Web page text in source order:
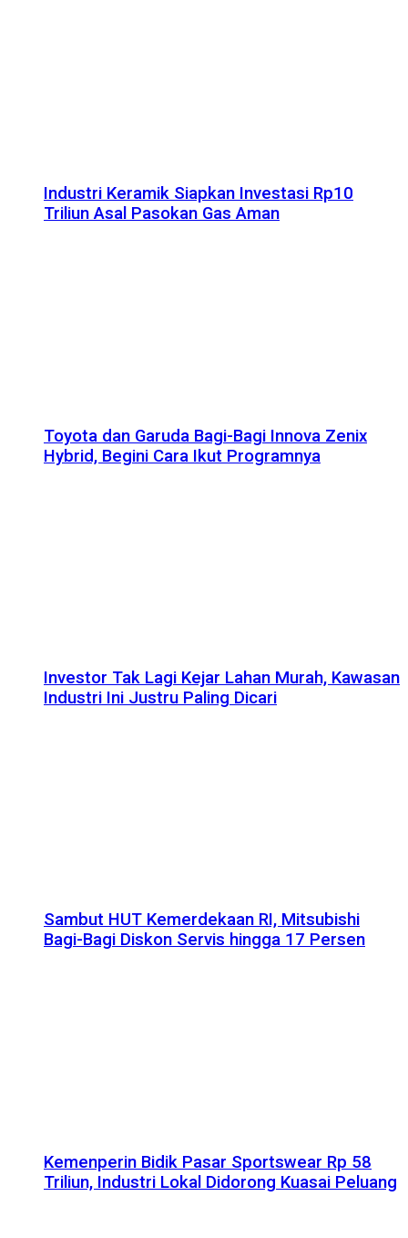
Industri Keramik Siapkan Investasi Rp10
Triliun Asal Pasokan Gas Aman
Toyota dan Garuda Bagi-Bagi Innova Zenix
Hybrid, Begini Cara Ikut Programnya
Investor Tak Lagi Kejar Lahan Murah, Kawasan
Industri Ini Justru Paling Dicari
Sambut HUT Kemerdekaan RI, Mitsubishi
Bagi-Bagi Diskon Servis hingga 17 Persen
Kemenperin Bidik Pasar Sportswear Rp 58
Triliun, Industri Lokal Didorong Kuasai Peluang